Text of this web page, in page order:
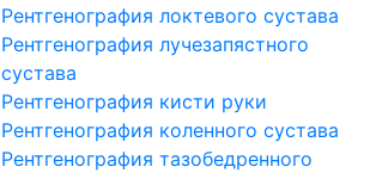
Рентгенография локтевого сустава
Рентгенография лучезапястного
сустава
Рентгенография кисти руки
Рентгенография коленного сустава
Рентгенография тазобедренного